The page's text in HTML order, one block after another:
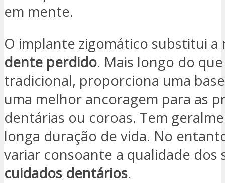
em mente.
O implante zigomático substitui a
dente perdido. Mais longo do
tradicional, proporciona uma
uma melhor ancoragem para as
dentárias ou coroas. Tem
longa duração de vida. No
variar consoante a qualidade dos
cuidados dentários.